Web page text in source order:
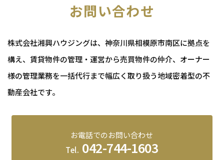
お問い合わせ
株式会社湘興ハウジングは、神奈川県相模原市南区に拠点を
構え、賃貸物件の管理・運営から売買物件の仲介、 オーナー
様の管理業務を一括代行まで幅広く取り扱う地域密着型の不
動産会社です。
お電話でのお問い合わせ
Tel. 042-744-1603